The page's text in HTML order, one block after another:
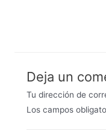
Deja un
Tu dirección de
Los campos